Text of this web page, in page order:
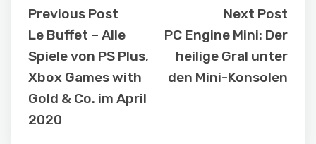
Previous Post
Le Buffet – Alle
Spiele von PS Plus,
Xbox Games with
Gold & Co. im April
2020
Next Post
PC Engine Mini: Der
heilige Gral unter
den Mini-Konsolen